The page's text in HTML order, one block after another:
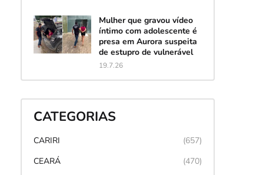
Mulher que gravou vídeo
íntimo com adolescente é
presa em Aurora suspeita
de estupro de vulnerável
19.7.26
CATEGORIAS
CARIRI
(657)
CEARÁ
(470)